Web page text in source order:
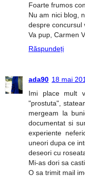
Foarte frumos
Nu am nici blog,
despre concursul
Va pup, Carmen
Răspundeți
ada90 18 mai
Imi place mult
"prostuta",
mergeam la
documentat si
experiente
uneori dupa ce
deseori cu
Mi-as dori sa
O sa trimit mail